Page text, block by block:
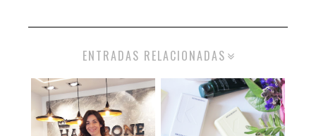
ENTRADAS RELACIONADAS